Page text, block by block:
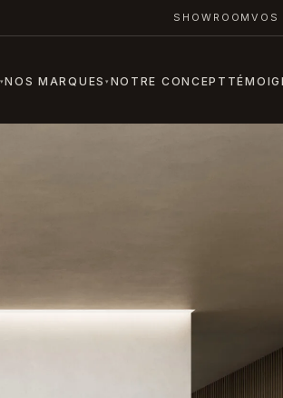
SHOWROOMVOS
▾NOS MARQUES ▾ NOTRE CONCEPT